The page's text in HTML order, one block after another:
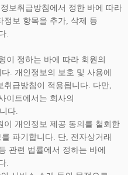
보취급방침에서 정한 바에 따라
정보 항목을 추가, 삭제 등
.
정하는 바에 따라 회원의
. 개인정보의 보호 및 사용에
급방침이 적용됩니다. 다만,
이트에서는 회사의
다.
개인정보 제공 동의를 철회한
파기합니다. 단, 전자상거래
관련 법률에서 정하는 바에
.